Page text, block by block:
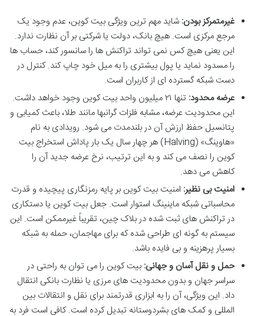
غیرمتمرکز بودن: شاید مهم ترین ویژگی بیت کوین، عدم وجود یک
مرجع مرکزی است. هیچ بانک، دولت یا شرکتی بر آن نظارت ندارد.
این یعنی هیچ کس نمی تواند تراکنش ها را سانسور کند، حساب ها
را مسدود نماید یا پول بیشتری را به میل خود چاپ کند. کنترل در
دست شبکه گسترده ای از کاربران است.
عرضه محدود:
تنها ۲۱ میلیون واحد بیت کوین وجود خواهد داشت.
این محدودیت عرضه، مشابه فلزات گرانبها مانند طلا، باعث کمیابی و
پتانسیل حفظ ارزش آن در بلندمدت می شود. رویدادی به نام
«هاوینگ» (Halving) هر چهار سال یک بار پاداش استخراج بیت
کوین را نصف می کند و به این ترتیب، نرخ عرضه جدید آن را
کاهش می دهد.
امنیت بی نظیر: امنیت بیت کوین بر پایه رمزنگاری پیچیده و قدرت
محاسباتی شبکه ماینینگ استوار است. جعل بیت کوین یا دستکاری
در تراکنش های ثبت شده در بلاک چین، تقریباً غیرممکن است. این
سیستم به گونه ای طراحی شده که برای مهاجمان، حمله به شبکه
بسیار پرهزینه و بی فایده باشد.
حمل و نقل آسان و جهانی: بیت کوین را می توان به راحتی در
سراسر جهان و بدون محدودیت های مرزی یا نظارت بانکی انتقال
داد. این ویژگی، آن را به ابزاری قدرتمند برای نقل و انتقالات بین
المللی و کمک های بشردوستانه تبدیل کرده است. کافی است فرد به